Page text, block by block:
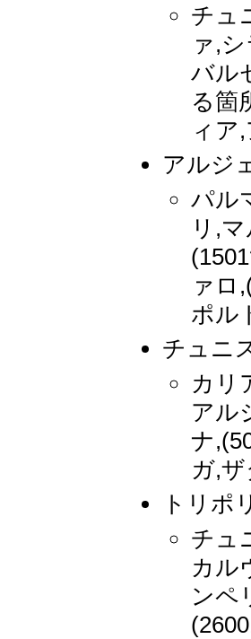
チュ
ァ,
バル
る箇
ィア
アルジ
パル
リ,
ァロ
ポル
チュニ
カリ
アル
ナ
ガ,
トリポ
チュ
カル
ンペ